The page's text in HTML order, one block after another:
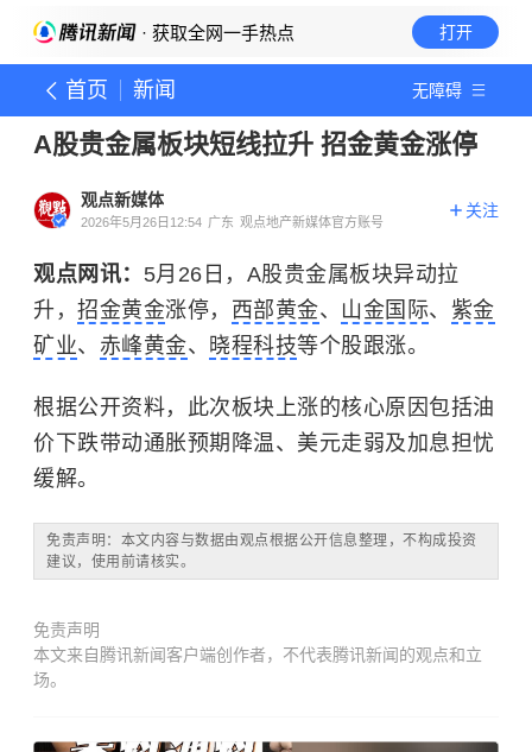
· 获取全网一手热点 打开
首页 新闻 无障碍
A股贵金属板块短线拉升 招金黄金涨停
观点新媒体
2026年5月26日12:54 广东 观点地产新媒体官方账号
关注
观点网讯： 5月26日，A股贵金属板块异动拉
升， 招金黄金涨停， 西部黄金、 山金国际、 紫金
矿业、 赤峰黄金、 晓程科技等个股跟涨。
根据公开资料，此次板块上涨的核心原因包括油
价下跌带动通胀预期降温、美元走弱及加息担忧
缓解。
免责声明：本文内容与数据由观点根据公开信息整理，不构成投资
建议，使用前请核实。
免责声明
本文来自腾讯新闻客户端创作者，不代表腾讯新闻的观点和立
场。